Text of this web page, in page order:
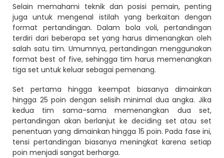
Selain memahami teknik dan posisi pemain, penting
juga untuk mengenal istilah yang berkaitan dengan
format pertandingan. Dalam bola voli, pertandingan
terdiri dari beberapa set yang harus dimenangkan oleh
salah satu tim. Umumnya, pertandingan menggunakan
format best of five, sehingga tim harus memenangkan
tiga set untuk keluar sebagai pemenang.
Set pertama hingga keempat biasanya dimainkan
hingga 25 poin dengan selisih minimal dua angka. Jika
kedua tim sama-sama memenangkan dua set,
pertandingan akan berlanjut ke deciding set atau set
penentuan yang dimainkan hingga 15 poin. Pada fase ini,
tensi pertandingan biasanya meningkat karena setiap
poin menjadi sangat berharga.